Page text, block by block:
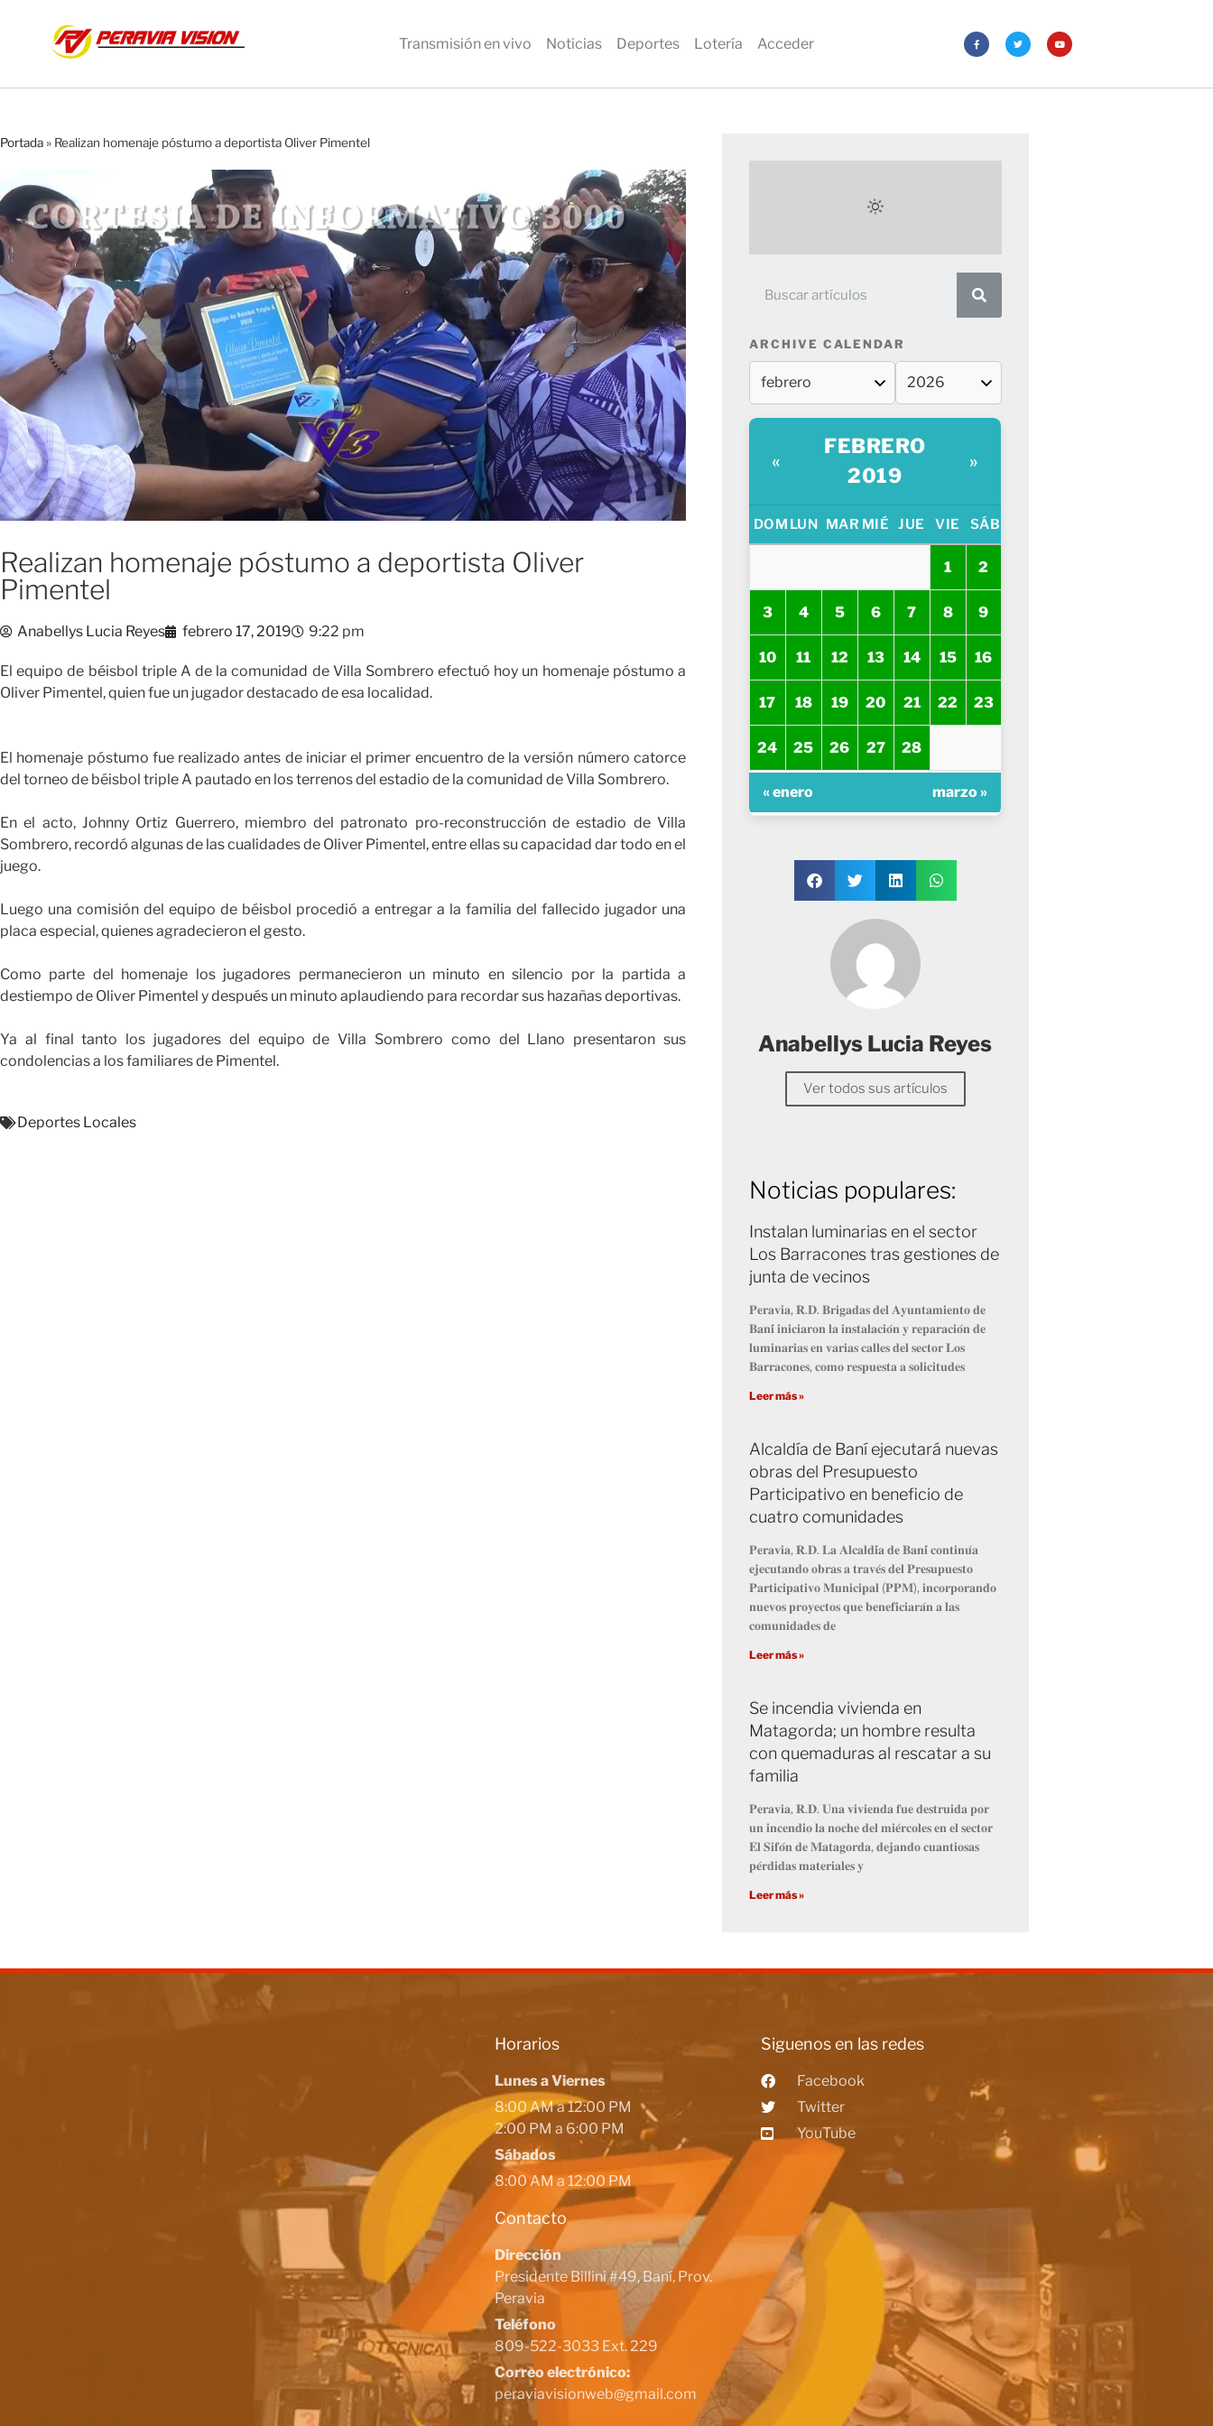
Transmisión en vivo Noticias Deportes Lotería Acceder
Portada» Realizan homenaje póstumo a deportista Oliver Pimentel
Realizan homenaje póstumo a deportista Oliver
Pimentel
Anabellys Lucia Reyes febrero 17, 2019 9:22 pm
El equipo de béisbol triple A de la comunidad de Villa Sombrero efectuó hoy un homenaje póstumo a
Oliver Pimentel, quien fue un jugador destacado de esa localidad.
El homenaje póstumo fue realizado antes de iniciar el primer encuentro de la versión número catorce
del torneo de béisbol triple A pautado en los terrenos del estadio de la comunidad de Villa Sombrero.
En el acto, Johnny Ortiz Guerrero, miembro del patronato pro-reconstrucción de estadio de Villa
Sombrero, recordó algunas de las cualidades de Oliver Pimentel, entre ellas su capacidad dar todo en el
juego.
Luego una comisión del equipo de béisbol procedió a entregar a la familia del fallecido jugador una
placa especial, quienes agradecieron el gesto.
Como parte del homenaje los jugadores permanecieron un minuto en silencio por la partida a
destiempo de Oliver Pimentel y después un minuto aplaudiendo para recordar sus hazañas deportivas.
Ya al final tanto los jugadores del equipo de Villa Sombrero como del Llano presentaron sus
condolencias a los familiares de Pimentel.
Deportes Locales
ARCHIVE CALENDAR
«
FEBRERO
2019
»
DOM LUN MAR MIÉ JUE VIE SÁB
1 2
3 4 5 6 7 8 9
10 11 12 13 14 15 16
17 18 19 20 21 22 23
24 25 26 27 28
« enero marzo »
Anabellys Lucia Reyes
Ver todos sus artículos
Noticias populares:
Instalan luminarias en el sector
Los Barracones tras gestiones de
junta de vecinos
𝐏𝐞𝐫𝐚𝐯𝐢𝐚, 𝐑.𝐃. 𝐁𝐫𝐢𝐠𝐚𝐝𝐚𝐬 𝐝𝐞𝐥 𝐀𝐲𝐮𝐧𝐭𝐚𝐦𝐢𝐞𝐧𝐭𝐨 𝐝𝐞
𝐁𝐚𝐧𝐢́ 𝐢𝐧𝐢𝐜𝐢𝐚𝐫𝐨𝐧 𝐥𝐚 𝐢𝐧𝐬𝐭𝐚𝐥𝐚𝐜𝐢𝐨́𝐧 𝐲 𝐫𝐞𝐩𝐚𝐫𝐚𝐜𝐢𝐨́𝐧 𝐝𝐞
𝐥𝐮𝐦𝐢𝐧𝐚𝐫𝐢𝐚𝐬 𝐞𝐧 𝐯𝐚𝐫𝐢𝐚𝐬 𝐜𝐚𝐥𝐥𝐞𝐬 𝐝𝐞𝐥 𝐬𝐞𝐜𝐭𝐨𝐫 𝐋𝐨𝐬
𝐁𝐚𝐫𝐫𝐚𝐜𝐨𝐧𝐞𝐬, 𝐜𝐨𝐦𝐨 𝐫𝐞𝐬𝐩𝐮𝐞𝐬𝐭𝐚 𝐚 𝐬𝐨𝐥𝐢𝐜𝐢𝐭𝐮𝐝𝐞𝐬
Leer más »
Alcaldía de Baní ejecutará nuevas
obras del Presupuesto
Participativo en beneficio de
cuatro comunidades
𝐏𝐞𝐫𝐚𝐯𝐢𝐚, 𝐑.𝐃. 𝐋𝐚 𝐀𝐥𝐜𝐚𝐥𝐝𝐢́𝐚 𝐝𝐞 𝐁𝐚𝐧𝐢́ 𝐜𝐨𝐧𝐭𝐢𝐧𝐮́𝐚
𝐞𝐣𝐞𝐜𝐮𝐭𝐚𝐧𝐝𝐨 𝐨𝐛𝐫𝐚𝐬 𝐚 𝐭𝐫𝐚𝐯𝐞́𝐬 𝐝𝐞𝐥 𝐏𝐫𝐞𝐬𝐮𝐩𝐮𝐞𝐬𝐭𝐨
𝐏𝐚𝐫𝐭𝐢𝐜𝐢𝐩𝐚𝐭𝐢𝐯𝐨 𝐌𝐮𝐧𝐢𝐜𝐢𝐩𝐚𝐥 (𝐏𝐏𝐌), 𝐢𝐧𝐜𝐨𝐫𝐩𝐨𝐫𝐚𝐧𝐝𝐨
𝐧𝐮𝐞𝐯𝐨𝐬 𝐩𝐫𝐨𝐲𝐞𝐜𝐭𝐨𝐬 𝐪𝐮𝐞 𝐛𝐞𝐧𝐞𝐟𝐢𝐜𝐢𝐚𝐫𝐚́𝐧 𝐚 𝐥𝐚𝐬
𝐜𝐨𝐦𝐮𝐧𝐢𝐝𝐚𝐝𝐞𝐬 𝐝𝐞
Leer más »
Se incendia vivienda en
Matagorda; un hombre resulta
con quemaduras al rescatar a su
familia
𝐏𝐞𝐫𝐚𝐯𝐢𝐚, 𝐑.𝐃. 𝐔𝐧𝐚 𝐯𝐢𝐯𝐢𝐞𝐧𝐝𝐚 𝐟𝐮𝐞 𝐝𝐞𝐬𝐭𝐫𝐮𝐢𝐝𝐚 𝐩𝐨𝐫
𝐮𝐧 𝐢𝐧𝐜𝐞𝐧𝐝𝐢𝐨 𝐥𝐚 𝐧𝐨𝐜𝐡𝐞 𝐝𝐞𝐥 𝐦𝐢𝐞́𝐫𝐜𝐨𝐥𝐞𝐬 𝐞𝐧 𝐞𝐥 𝐬𝐞𝐜𝐭𝐨𝐫
𝐄𝐥 𝐒𝐢𝐟𝐨́𝐧 𝐝𝐞 𝐌𝐚𝐭𝐚𝐠𝐨𝐫𝐝𝐚, 𝐝𝐞𝐣𝐚𝐧𝐝𝐨 𝐜𝐮𝐚𝐧𝐭𝐢𝐨𝐬𝐚𝐬
𝐩𝐞́𝐫𝐝𝐢𝐝𝐚𝐬 𝐦𝐚𝐭𝐞𝐫𝐢𝐚𝐥𝐞𝐬 𝐲
Leer más »
Horarios
Lunes a Viernes
8:00 AM a 12:00 PM
2:00 PM a 6:00 PM
Sábados
8:00 AM a 12:00 PM
Contacto
Dirección
Presidente Billini #49, Baní, Prov.
Peravia
Teléfono
809-522-3033 Ext. 229
Correo electrónico:
peraviavisionweb@gmail.com
Siguenos en las redes
Facebook
Twitter
YouTube